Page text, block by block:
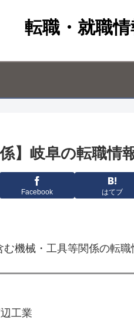
転職・就職
】岐阜の転職情
Facebook はてブ
機械・工具等関係の転職
工業